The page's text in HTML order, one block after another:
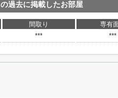
の過去に掲載したお部屋
間取り 専有
*** ***